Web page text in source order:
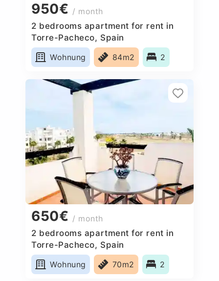
950€ / month
2 bedrooms apartment for rent in
Torre-Pacheco, Spain
Wohnung
84m2 2
650€ / month
2 bedrooms apartment for rent in
Torre-Pacheco, Spain
Wohnung
70m2 2